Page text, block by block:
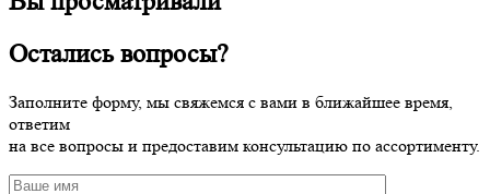
Остались вопросы?
Заполните форму, мы свяжемся с вами в ближайшее время,
ответим
на все вопросы и предоставим консультацию по ассортименту.